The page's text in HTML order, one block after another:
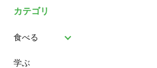
カテゴリ
食べる
パン
学ぶ